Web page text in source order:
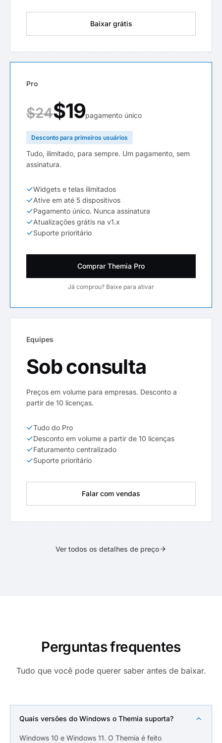
Baixar grátis
Pro
$24$19pagamento único
Desconto para primeiros usuários
Tudo, ilimitado, para sempre. Um pagamento, sem
assinatura.
Widgets e telas ilimitados
Ative em até 5 dispositivos
Pagamento único. Nunca assinatura
Atualizações grátis na v1.x
Suporte prioritário
Comprar Themia Pro
Já comprou? Baixe para ativar
Equipes
Sob consulta
Preços em volume para empresas. Desconto a
partir de 10 licenças.
Tudo do Pro
Desconto em volume a partir de 10 licenças
Faturamento centralizado
Suporte prioritário
Falar com vendas
Ver todos os detalhes de preço
Perguntas frequentes
Tudo que você pode querer saber antes de baixar.
Quais versões do Windows o Themia suporta?
Windows 10 e Windows 11. O Themia é feito